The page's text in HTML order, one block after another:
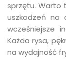
sprzętu. Warto
uszkodzeń na
wcześniejsze
Każda rysa,
na wydajność